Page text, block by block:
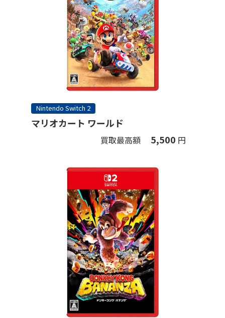
Nintendo Switch 2
マリオカート ワールド
買取最高額 5,500 円